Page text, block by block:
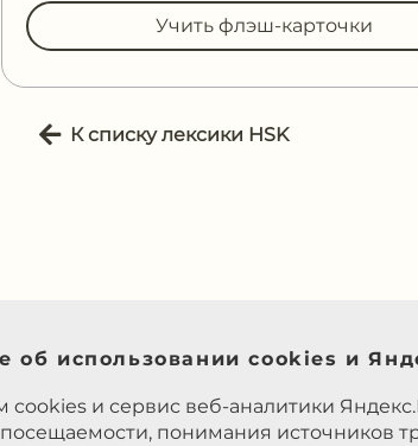
Учить флэш-карточки
К списку лексики HSK
об использовании cookies и
cookies и сервис веб-аналитики
посещаемости, понимания источников